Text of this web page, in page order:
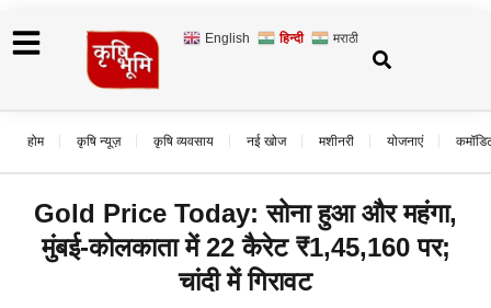
English हिन्दी मराठी
होम कृषि न्यूज़ कृषि व्यवसाय नई खोज मशीनरी योजनाएं
Gold Price Today: सोना हुआ और महंगा,
मुंबई-कोलकाता में 22 कैरेट ₹1,45,160 पर;
चांदी में गिरावट